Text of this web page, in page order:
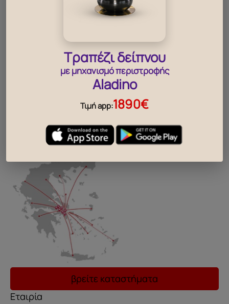
βρες, το κοντινότερο σου
κατάστημα
βρείτε καταστήματα
Εταιρία
Τραπέζι δείπνου
με μηχανισμό περιστροφής
Aladino
Τιμή app:1890€